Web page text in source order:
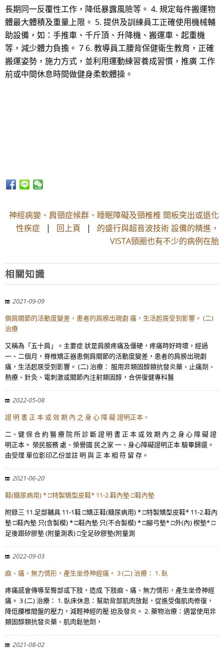
長期同一反覆性工作，降低暴露風險等。 4. 規定每件搬運物
體最大體積及重量上限。 5. 提供及訓練員工正確使用機械輔
助設備，如：手推車、千斤頂、升降機、搬運車、起重機
等，減少體力負擔。 7 6. 教導員工腰背保健衛生教育，正確
搬運姿勢，施力方式，並利用運動練習養成習慣，推廣 工作
前或中間休息時間做健身柔軟體操。
神經病變、肩頸症候群、睡眠障礙及頸椎椎 間板突出或退化
性疾症 | 回上頁 | 的盛行與超音波技術 設備的精進，
VISTA頸圈也有不少的病例在胎
相關知識
2021-09-09
側肩關節的活動度變差，患者的肩膀出現劇 痛，生活起居受到影響。 (二)
治療
又稱為「五十肩」。主要症 狀是肩膀疼痛及僵硬，疼痛時好時壞，經過
一、二個月，脊椎矯正器患側肩關節的活動度變差，患者的肩膀出現劇
痛，生活起居受到影響。 (二) 治療： 服用非類固醇類抗發炎藥、止痛劑、
熱療、針灸、電刺激或關節內注射類固醇，合併復健專科醫
2022-05-08
證 明 書 正 本 或 效 期 內 之 身 心 障 礙 證明正本。
二、健 保 合 約 醫 療 院 所 診 斷 證 明 書 正 本 或 效 期 內 之 身 心 障 礙 證
明正本。 榮民服務 處、榮譽國 民之家 一、身心障礙證明正本 驗畢歸還。
由受理 單位影印乙份並註 明 與 正 本 相 符 留 存。
2021-06-20
鞋(糖尿病用) * □特製矯型皮鞋* 11-2.鞋內墊 □鞋內墊
附錄三 11.足部輔具 11-1鞋 □矯正鞋(糖尿病用) * □特製矯型皮鞋* 11-2.鞋內
墊 □鞋內墊 只(含製模) * □鞋內墊 只(不合製模) * □腳弓墊* □外(內) 楔墊* □
足後跟矽膠墊 (附量測表) □全足矽膠墊(附量測
2022-09-03
麻、痛、無力情形，產生坐骨神經痛。 3 (二) 治療： 1. 臥
疼痛感會傳導至臀部或下肢，造成 下肢麻、痛、無力情形，產生坐骨神經
痛。 3 (二) 治療： 1. 臥床休息：幫助背部肌肉放鬆，促進受傷肌肉修復，
降低腰椎間盤的壓力，減輕神經的壓 迫及發炎。 2. 藥物治療：適當使用非
類固醇類抗發炎藥、肌肉鬆弛劑，
2021-08-02